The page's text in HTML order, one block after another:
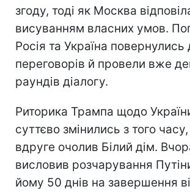
згоду, тоді як Москва
висуванням власних умов.
Росія та Україна
переговорів й провели вже
раундів діалогу.
Риторика Трампа щодо
суттєво змінились з того часу,
вдруге очолив Білий дім.
висловив розчарування
йому 50 днів на завершення